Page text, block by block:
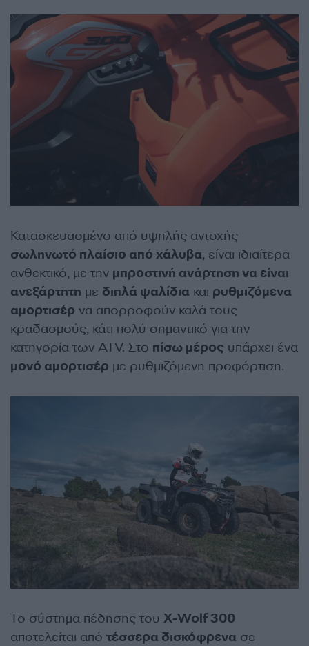
Κατασκευασμένο από υψηλής αντοχής
σωληνωτό πλαίσιο από χάλυβα, είναι ιδιαίτερα
ανθεκτικό, με την μπροστινή ανάρτηση να είναι
ανεξάρτητη με διπλά ψαλίδια και ρυθμιζόμενα
αμορτισέρ να απορροφούν καλά τους
κραδασμούς, κάτι πολύ σημαντικό για την
κατηγορία των ATV. Στο πίσω μέρος υπάρχει ένα
μονό αμορτισέρ με ρυθμιζόμενη προφόρτιση.
Το σύστημα πέδησης του X-Wolf 300
αποτελείται από τέσσερα δισκόφρενα σε